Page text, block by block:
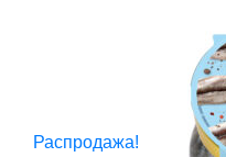
Распродажа!